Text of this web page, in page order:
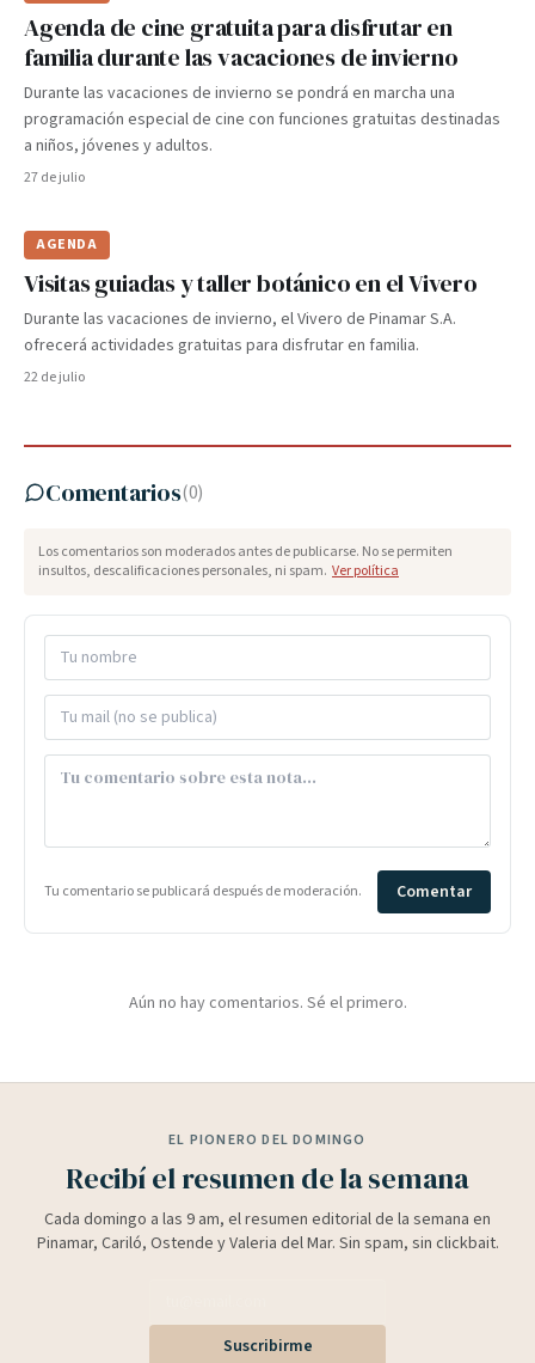
Agenda de cine gratuita para disfrutar en
familia durante las vacaciones de invierno
Durante las vacaciones de invierno se pondrá en marcha una
programación especial de cine con funciones gratuitas destinadas
a niños, jóvenes y adultos.
27 de julio
AGENDA
Visitas guiadas y taller botánico en el Vivero
Durante las vacaciones de invierno, el Vivero de Pinamar S.A.
ofrecerá actividades gratuitas para disfrutar en familia.
22 de julio
Comentarios(0)
Los comentarios son moderados antes de publicarse. No se permiten
insultos, descalificaciones personales, ni spam. Ver política
Tu comentario se publicará después de moderación. Comentar
Aún no hay comentarios. Sé el primero.
EL PIONERO DEL DOMINGO
Recibí el resumen de la semana
Cada domingo a las 9 am, el resumen editorial de la semana en
Pinamar, Cariló, Ostende y Valeria del Mar. Sin spam, sin clickbait.
Suscribirme